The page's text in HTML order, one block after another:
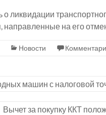
ликвидации
на его
Новости
машин с налоговой
Вычет за покупку ККТ